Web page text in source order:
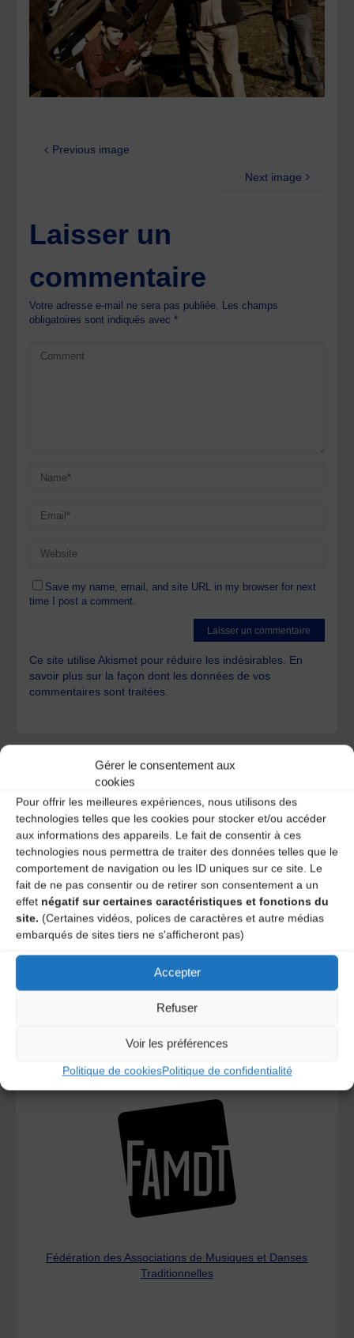
Gérer le consentement aux
cookies
Pour offrir les meilleures expériences, nous utilisons des
technologies telles que les cookies pour stocker et/ou accéder
aux informations des appareils. Le fait de consentir à ces
technologies nous permettra de traiter des données telles que le
comportement de navigation ou les ID uniques sur ce site. Le
fait de ne pas consentir ou de retirer son consentement a un
effet négatif sur certaines caractéristiques et fonctions du
site. (Certaines vidéos, polices de caractères et autre médias
embarqués de sites tiers ne s'afficheront pas)
Accepter
Refuser
Voir les préférences
Politique de cookiesPolitique de confidentialité
Previous image
Next image
Laisser un
commentaire
Votre adresse e-mail ne sera pas publiée.
Les champs
obligatoires sont indiqués avec*
Save my name, email, and site URL in my browser for next
time I post a comment.
Ce site utilise Akismet pour réduire les indésirables. En
savoir plus sur la façon dont les données de vos
commentaires sont traitées
A DECOUVRIR :
Le distributeur des musiques Trad'
L’AMTA EST MEMBRE DE LA
Fédération des Associations de Musiques et Danses
Traditionnelles